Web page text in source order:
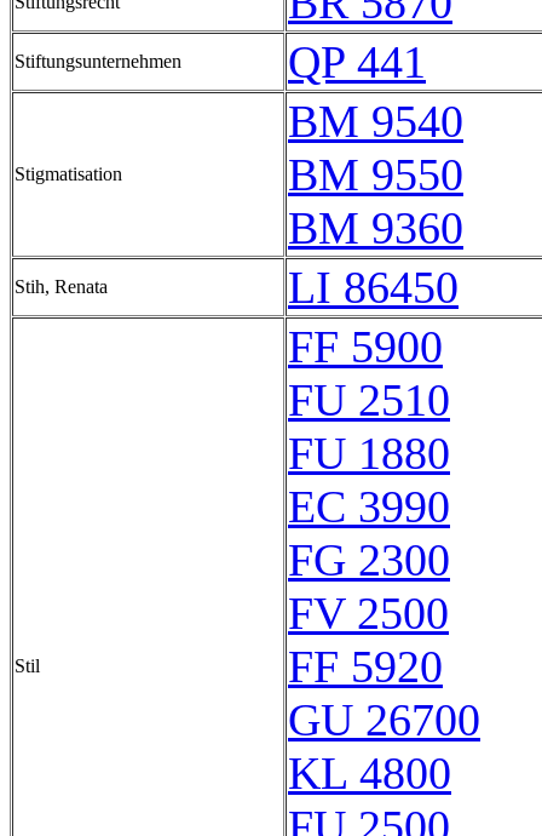
Stiftungsunternehmen QP 441
Stigmatisation
BM 9540
BM 9550
BM 9360
Stih, Renata LI 86450
Stil
FF 5900
FU 2510
FU 1880
EC 3990
FG 2300
FV 2500
FF 5920
GU 26700
KL 4800